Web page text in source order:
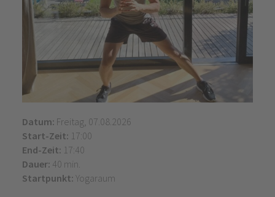
Datum: Freitag, 07.08.2026
Start-Zeit: 17:00
End-Zeit: 17:40
Dauer: 40 min.
Startpunkt: Yogaraum